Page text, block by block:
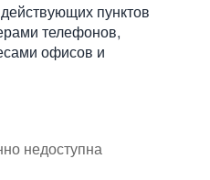
пунктов
телефонов,
офисов и
недоступна